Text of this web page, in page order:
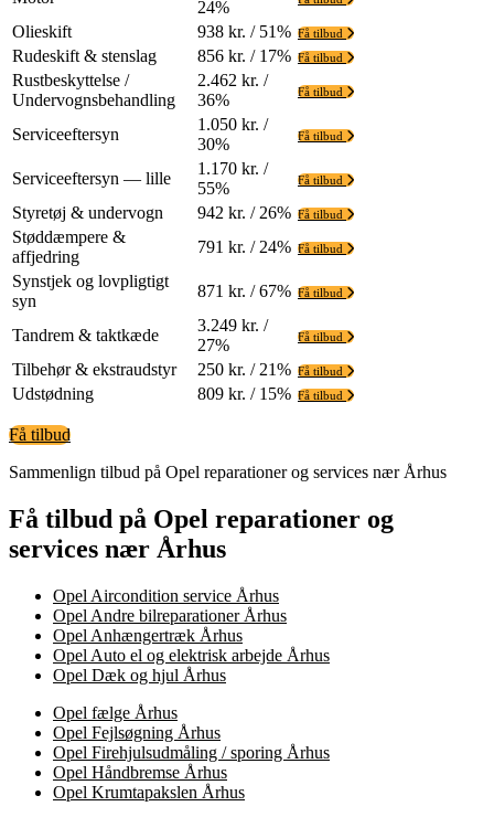
24%
Olieskift 938 kr. / 51% Få tilbud
Rudeskift & stenslag 856 kr. / 17% Få tilbud
Rustbeskyttelse /
Undervognsbehandling
2.462 kr. /
36%
Få tilbud
Serviceeftersyn
1.050 kr. /
30%
Få tilbud
Serviceeftersyn — lille
1.170 kr. /
55%
Få tilbud
Styretøj & undervogn 942 kr. / 26% Få tilbud
Støddæmpere &
affjedring
791 kr. / 24% Få tilbud
Synstjek og lovpligtigt
syn
871 kr. / 67% Få tilbud
Tandrem & taktkæde
3.249 kr. /
27%
Få tilbud
Tilbehør & ekstraudstyr 250 kr. / 21% Få tilbud
Udstødning 809 kr. / 15% Få tilbud
Få tilbud
Sammenlign tilbud på Opel reparationer og services nær Århus
Få tilbud på Opel reparationer og
services nær Århus
Opel Aircondition service Århus
Opel Andre bilreparationer Århus
Opel Anhængertræk Århus
Opel Auto el og elektrisk arbejde Århus
Opel Dæk og hjul Århus
Opel fælge Århus
Opel Fejlsøgning Århus
Opel Firehjulsudmåling / sporing Århus
Opel Håndbremse Århus
Opel Krumtapakslen Århus